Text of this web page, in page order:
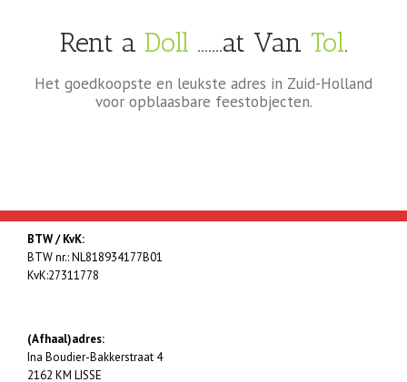
Rent a Doll …….at Van Tol.
Het goedkoopste en leukste adres in Zuid-Holland
voor opblaasbare feestobjecten.
BTW / KvK:
BTW nr.: NL818934177B01
KvK:27311778
(Afhaal)adres:
Ina Boudier-Bakkerstraat 4
2162 KM LISSE